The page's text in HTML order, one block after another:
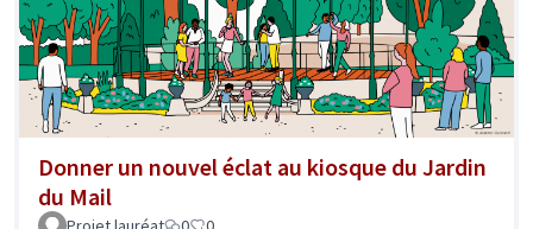
Donner un nouvel éclat au kiosque du Jardin
du Mail